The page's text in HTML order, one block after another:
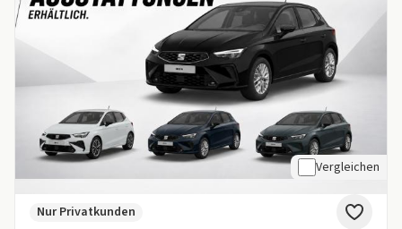
Vergleichen
Nur Privatkunden